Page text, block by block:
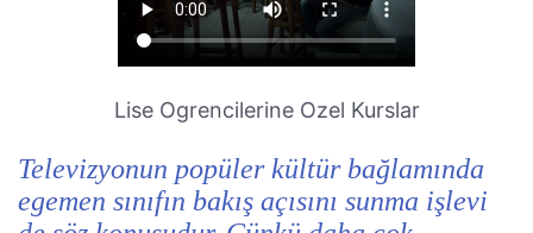
Lise Ogrencilerine Ozel Kurslar
Televizyonun popüler kültür bağlamında
egemen sınıfın bakış açısını sunma işlevi